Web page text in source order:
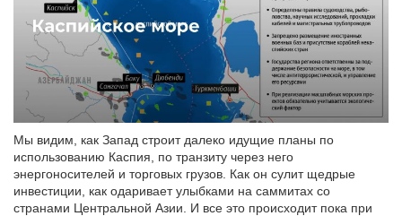
Мы видим, как Запад строит далеко идущие планы по
использованию Каспия, по транзиту через него
энергоносителей и торговых грузов. Как он сулит щедрые
инвестиции, как одаривает улыбками на саммитах со
странами Центральной Азии. И все это происходит пока при